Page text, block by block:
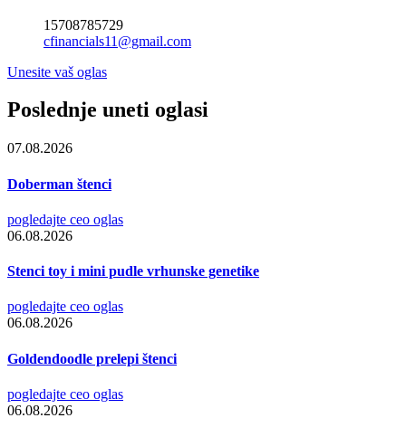
15708785729
cfinancials11@gmail.com
Unesite vaš oglas
Poslednje uneti oglasi
07.08.2026
Doberman štenci
pogledajte ceo oglas
06.08.2026
Stenci toy i mini pudle vrhunske genetike
pogledajte ceo oglas
06.08.2026
Goldendoodle prelepi štenci
pogledajte ceo oglas
06.08.2026